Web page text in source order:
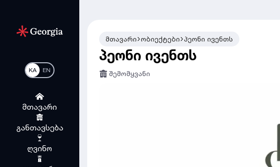
KA EN
მთავარი
განთავსება
ღვინო
მთავარი ობიექტები პეონი ივენთს
პეონი ივენთს
შემომყვანი